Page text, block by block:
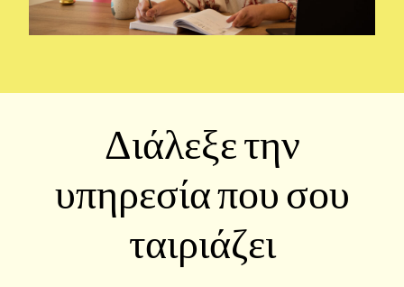
Διάλεξε την
υπηρεσία που σου
ταιριάζει